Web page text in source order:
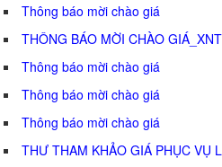
Thông báo mời chào giá
THÔNG BÁO MỜI CHÀO
Thông báo mời chào giá
Thông báo mời chào giá
Thông báo mời chào giá
THƯ THAM KHẢO GIÁ PHỤC VỤ